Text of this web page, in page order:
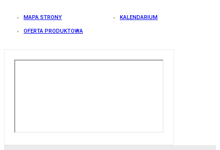
MAPA STRONY KALENDARIUM
OFERTA PRODUKTOWA